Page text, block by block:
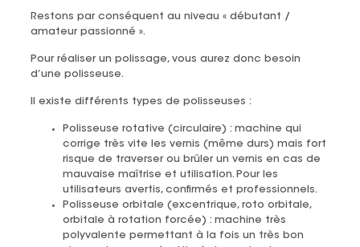
Restons par conséquent au niveau « débutant /
amateur passionné ».
Pour réaliser un polissage, vous aurez donc besoin
d’une polisseuse.
Il existe différents types de polisseuses :
Polisseuse rotative (circulaire) : machine qui
corrige très vite les vernis (même durs) mais fort
risque de traverser ou brûler un vernis en cas de
mauvaise maîtrise et utilisation. Pour les
utilisateurs avertis, confirmés et professionnels.
Polisseuse orbitale (excentrique, roto orbitale,
orbitale à rotation forcée) : machine très
polyvalente permettant à la fois un très bon